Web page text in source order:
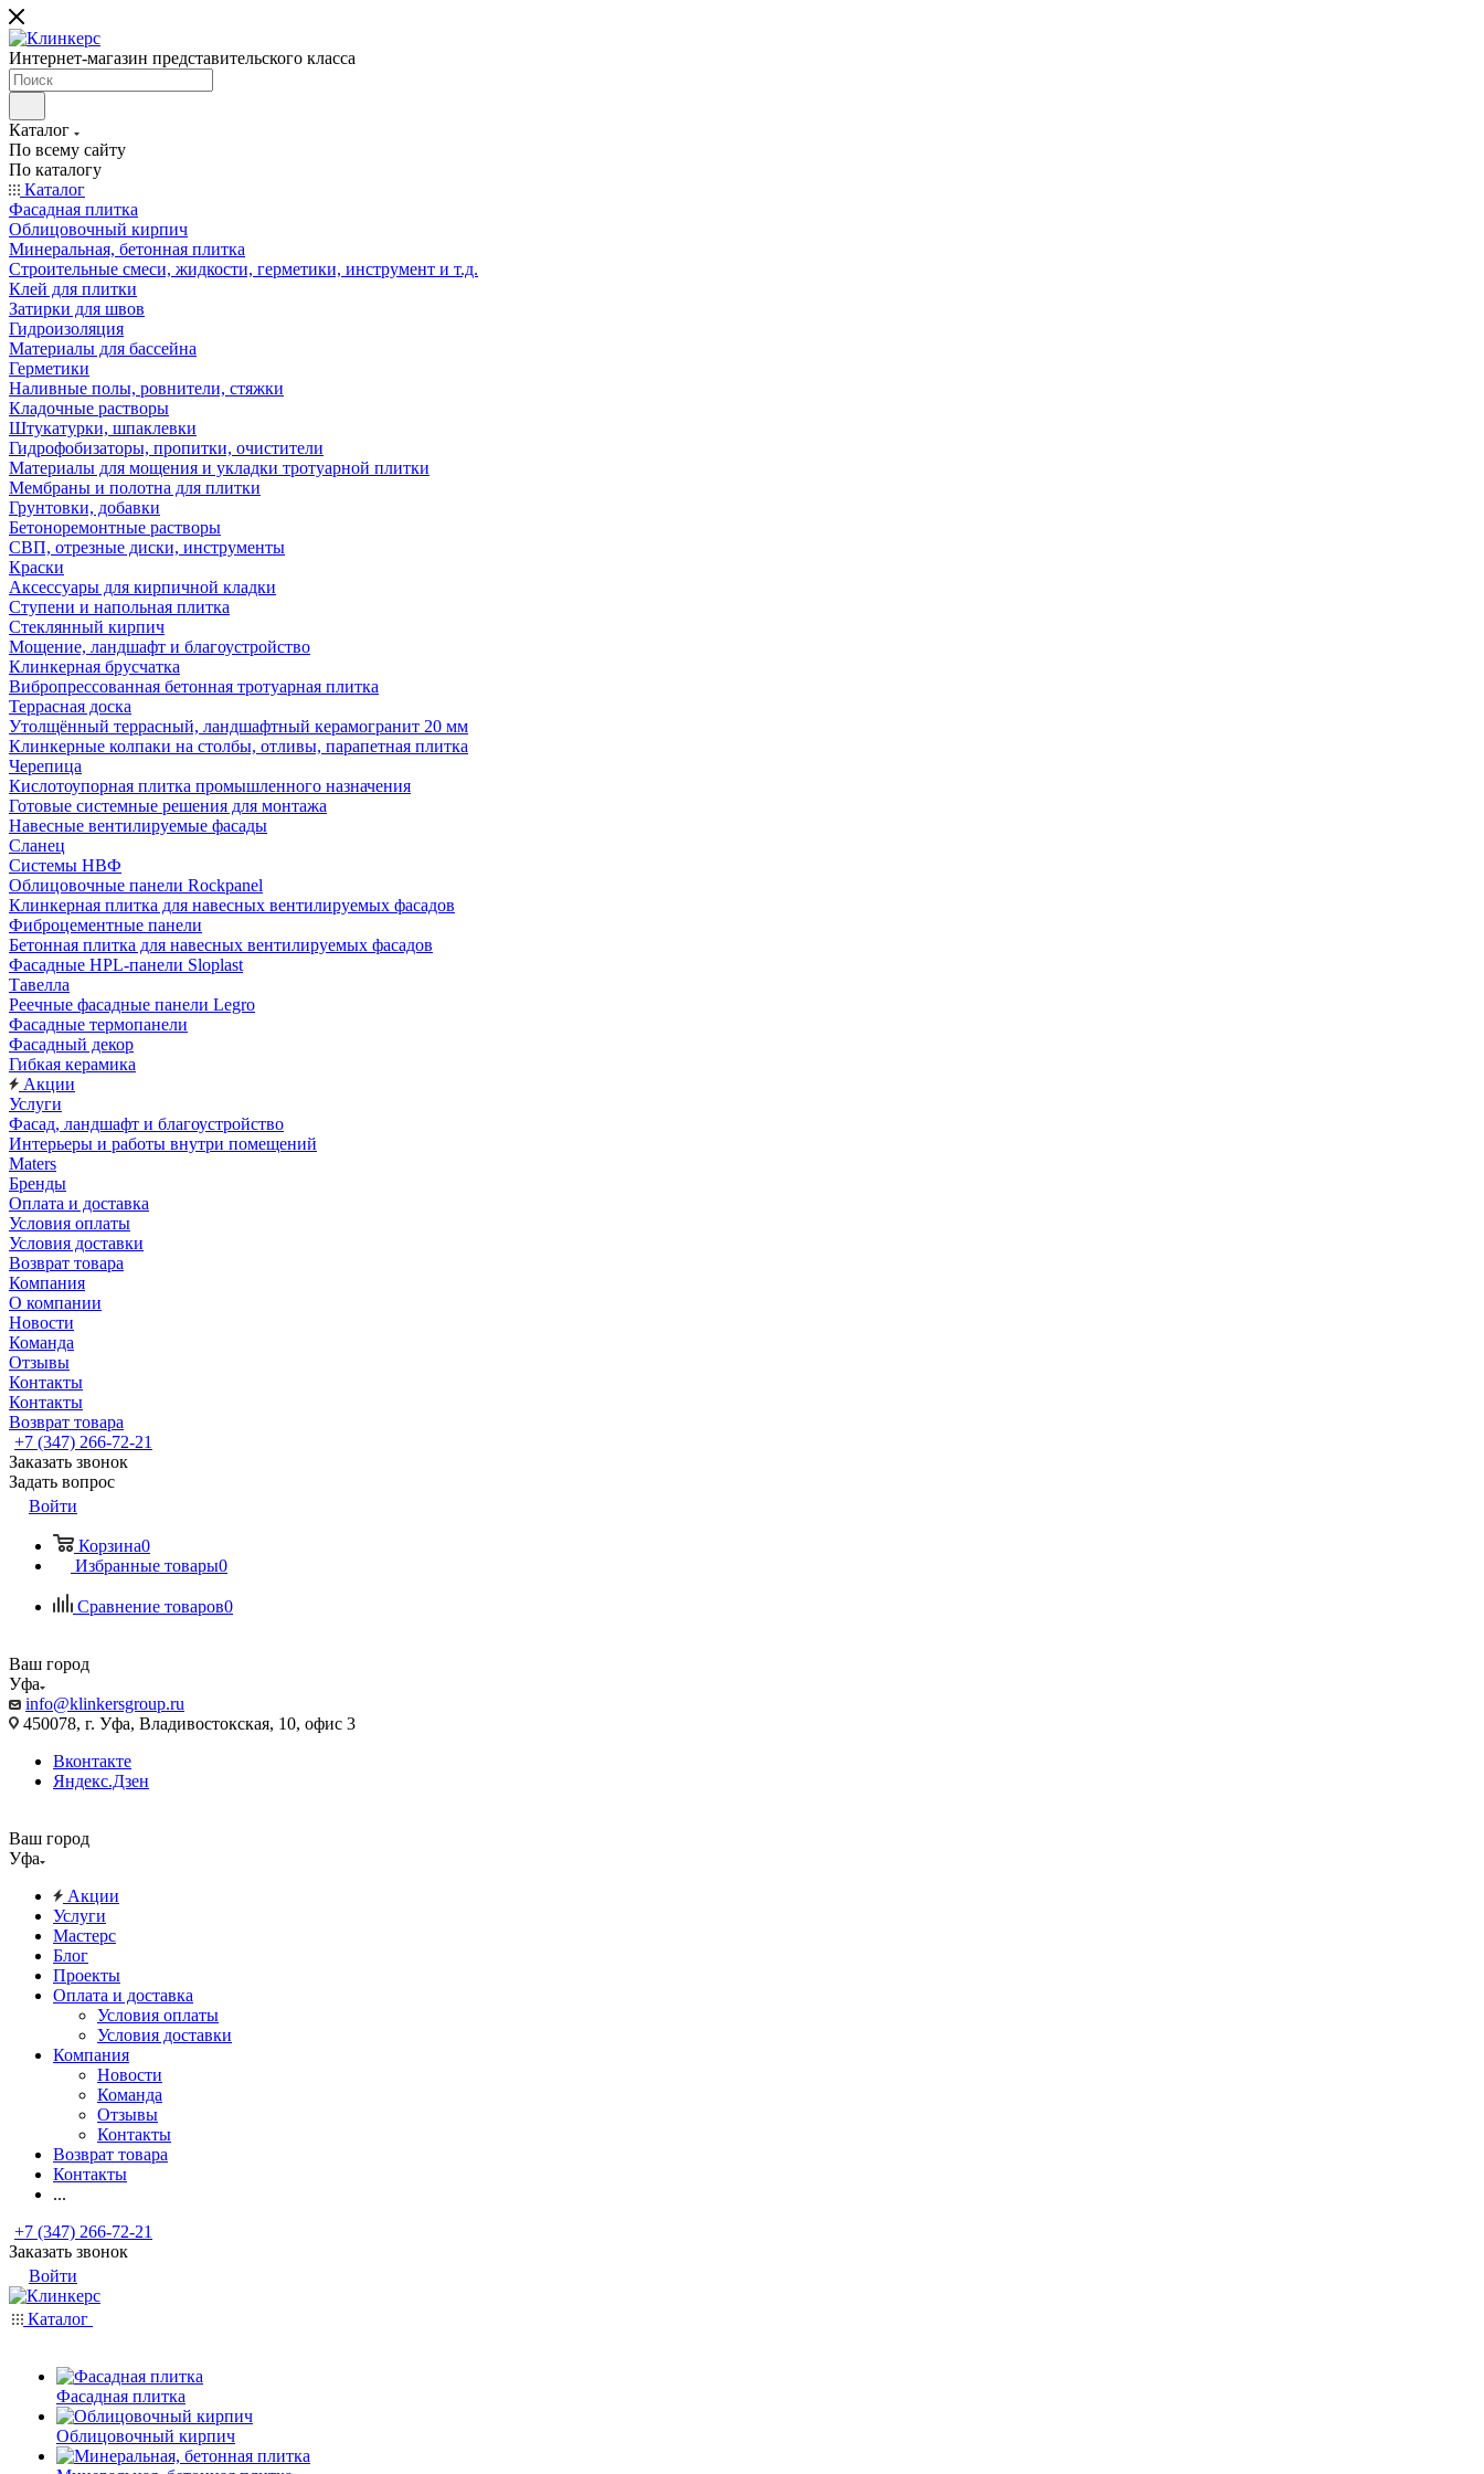
Интернет-магазин представительского класса
Каталог
По всему сайту
По каталогу
Каталог
Фасадная плитка
Облицовочный кирпич
Минеральная, бетонная плитка
Строительные смеси, жидкости, герметики, инструмент и т.д.
Клей для плитки
Затирки для швов
Гидроизоляция
Материалы для бассейна
Герметики
Наливные полы, ровнители, стяжки
Кладочные растворы
Штукатурки, шпаклевки
Гидрофобизаторы, пропитки, очистители
Материалы для мощения и укладки тротуарной плитки
Мембраны и полотна для плитки
Грунтовки, добавки
Бетоноремонтные растворы
СВП, отрезные диски, инструменты
Краски
Аксессуары для кирпичной кладки
Ступени и напольная плитка
Cтеклянный кирпич
Мощение, ландшафт и благоустройство
Клинкерная брусчатка
Вибропрессованная бетонная тротуарная плитка
Террасная доска
Утолщённый террасный, ландшафтный керамогранит 20 мм
Клинкерные колпаки на столбы, отливы, парапетная плитка
Черепица
Кислотоупорная плитка промышленного назначения
Готовые системные решения для монтажа
Навесные вентилируемые фасады
Сланец
Системы НВФ
Облицовочные панели Rockpanel
Клинкерная плитка для навесных вентилируемых фасадов
Фиброцементные панели
Бетонная плитка для навесных вентилируемых фасадов
Фасадные HPL-панели Sloplast
Тавелла
Реечные фасадные панели Legro
Фасадные термопанели
Фасадный декор
Гибкая керамика
Акции
Услуги
Фасад, ландшафт и благоустройство
Интерьеры и работы внутри помещений
Maters
Бренды
Оплата и доставка
Условия оплаты
Условия доставки
Возврат товара
Компания
О компании
Новости
Команда
Отзывы
Контакты
Контакты
Возврат товара
+7 (347) 266-72-21
Заказать звонок
Задать вопрос
Войти
Корзина0
Избранные товары0
Сравнение товаров0
Ваш город
Уфа
info@klinkersgroup.ru
450078, г. Уфа, Владивостокская, 10, офис 3
Вконтакте
Яндекс.Дзен
Ваш город
Уфа
Акции
Услуги
Мастерс
Блог
Проекты
Оплата и доставка
Условия оплаты
Условия доставки
Компания
Новости
Команда
Отзывы
Контакты
Возврат товара
Контакты
...
+7 (347) 266-72-21
Заказать звонок
Войти
Каталог
Фасадная плитка
Облицовочный кирпич